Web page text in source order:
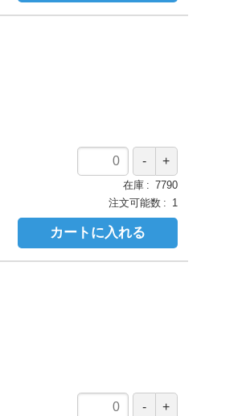
在庫
7790
注文可能数
1
カートに入れる